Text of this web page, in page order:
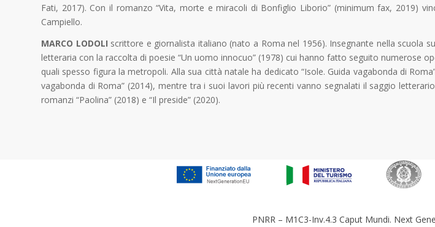
Fati, 2017). Con il romanzo “Vita, morte e miracoli di Bonfiglio Liborio” (minimum fax, 2019)
Campiello.
MARCO LODOLI scrittore e giornalista italiano (nato a Roma nel 1956). Insegnante nella scuola
letteraria con la raccolta di poesie “Un uomo innocuo” (1978) cui hanno fatto seguito numerose
quali spesso figura la metropoli. Alla sua città natale ha dedicato “Isole. Guida vagabonda di
vagabonda di Roma” (2014), mentre tra i suoi lavori più recenti vanno segnalati il saggio letterario
romanzi “Paolina” (2018) e “Il preside” (2020).
PNRR – M1C3-Inv.4.3 Caput Mundi. Next